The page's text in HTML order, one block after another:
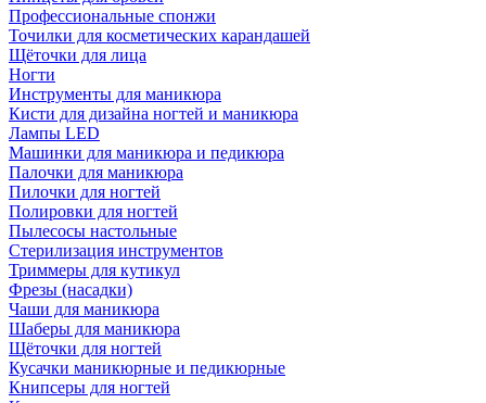
Профессиональные спонжи
Точилки для косметических карандашей
Щёточки для лица
Ногти
Инструменты для маникюра
Кисти для дизайна ногтей и маникюра
Лампы LED
Машинки для маникюра и педикюра
Палочки для маникюра
Пилочки для ногтей
Полировки для ногтей
Пылесосы настольные
Стерилизация инструментов
Триммеры для кутикул
Фрезы (насадки)
Чаши для маникюра
Шаберы для маникюра
Щёточки для ногтей
Кусачки маникюрные и педикюрные
Книпсеры для ногтей